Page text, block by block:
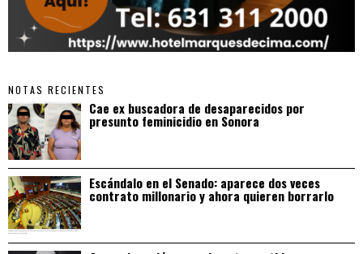
NOTAS RECIENTES
Cae ex buscadora de desaparecidos por
presunto feminicidio en Sonora
Escándalo en el Senado: aparece dos veces
contrato millonario y ahora quieren borrarlo